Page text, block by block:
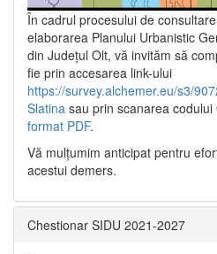
În cadrul procesului de
elaborarea Planului Urbanistic
din Județul Olt, vă invităm să
fie prin accesarea link-ului
https://survey.alchemer.eu/s3/
Slatina sau prin scanarea codului
format PDF.
Vă mulţumim anticipat pentru
acestui demers.
Chestionar SIDU 2021-2027